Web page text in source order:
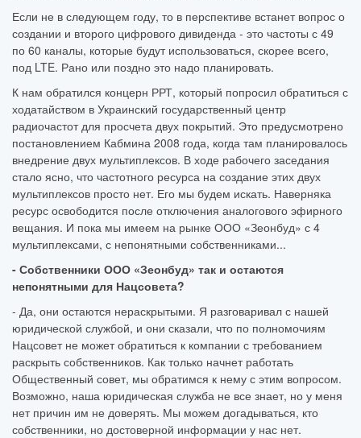
Если не в следующем году, то в перспективе встанет вопрос о
создании и второго цифрового дивиденда - это частоты с 49
по 60 каналы, которые будут использоваться, скорее всего,
под LTE. Рано или поздно это надо планировать.
К нам обратился концерн РРТ, который попросил обратиться с
ходатайством в Украинский государственный центр
радиочастот для просчета двух покрытий. Это предусмотрено
постановлением Кабмина 2008 года, когда там планировалось
внедрение двух мультиплексов. В ходе рабочего заседания
стало ясно, что частотного ресурса на создание этих двух
мультиплексов просто нет. Его мы будем искать. Наверняка
ресурс освободится после отключения аналогового эфирного
вещания. И пока мы имеем на рынке ООО «Зеонбуд» с 4
мультиплексами, с непонятными собственниками...
- Собственники ООО «Зеонбуд» так и остаются
непонятными для Нацсовета?
- Да, они остаются нераскрытыми. Я разговаривал с нашей
юридической службой, и они сказали, что по полномочиям
Нацсовет не может обратиться к компании с требованием
раскрыть собственников. Как только начнет работать
Общественный совет, мы обратимся к нему с этим вопросом.
Возможно, наша юридическая служба не все знает, но у меня
нет причин им не доверять. Мы можем догадываться, кто
собственники, но достоверной информации у нас нет.